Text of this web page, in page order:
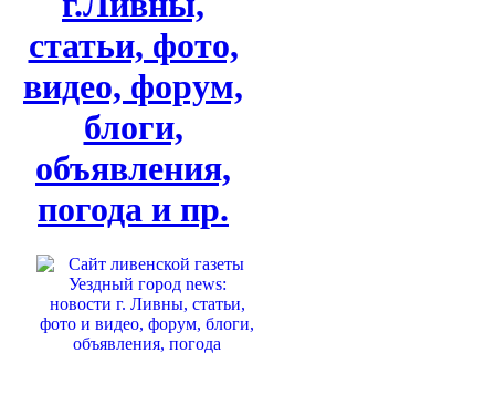
статьи, фото,
видео, форум,
блоги,
объявления,
погода и пр.